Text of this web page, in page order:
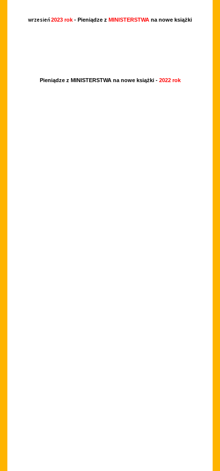
wrzesień2023 rok - Pieniądze z MINISTERSTWA na nowe książki
Pieniądze z MINISTERSTWA na nowe książki - 2022 rok